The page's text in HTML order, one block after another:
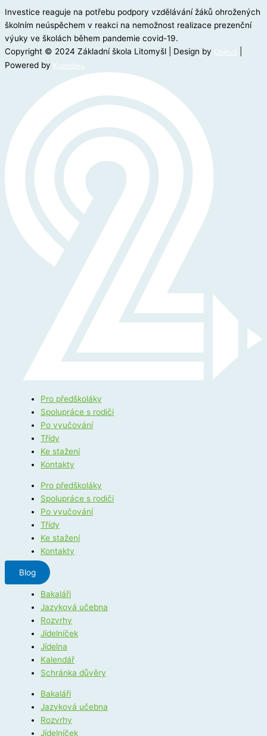
Investice reaguje na potřebu podpory vzdělávání žáků ohrožených
školním neúspěchem v reakci na nemožnost realizace prezenční
výuky ve školách během pandemie covid-19.
Copyright © 2024 Základní škola Litomyšl | Design by Objevil
Powered by Kupodivu
Pro předškoláky
Spolupráce s rodiči
Po vyučování
Třídy
Ke stažení
Kontakty
Pro předškoláky
Spolupráce s rodiči
Po vyučování
Třídy
Ke stažení
Kontakty
Blog
Bakaláři
Jazyková učebna
Rozvrhy
Jídelníček
Jídelna
Kalendář
Schránka důvěry
Bakaláři
Jazyková učebna
Rozvrhy
Jídelníček